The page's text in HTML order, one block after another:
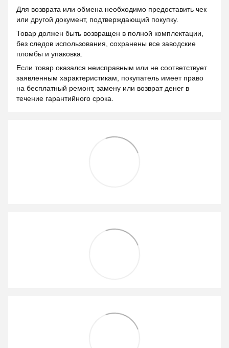
Для возврата или обмена необходимо предоставить чек
или другой документ, подтверждающий покупку.
Товар должен быть возвращен в полной комплектации,
без следов использования, сохранены все заводские
пломбы и упаковка.
Если товар оказался неисправным или не соответствует
заявленным характеристикам, покупатель имеет право
на бесплатный ремонт, замену или возврат денег в
течение гарантийного срока.